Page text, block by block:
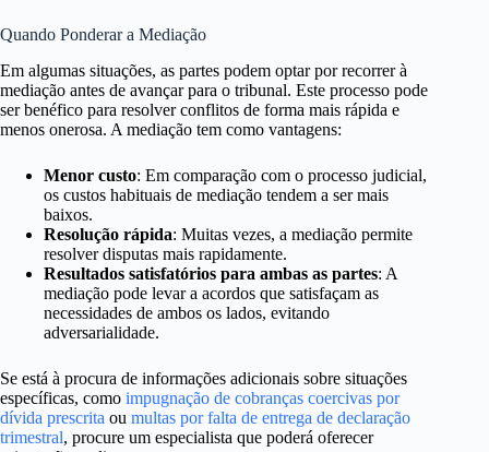
Quando Ponderar a Mediação
Em algumas situações, as partes podem optar por recorrer à
mediação antes de avançar para o tribunal. Este processo pode
ser benéfico para resolver conflitos de forma mais rápida e
menos onerosa. A mediação tem como vantagens:
Menor custo: Em comparação com o processo judicial,
os custos habituais de mediação tendem a ser mais
baixos.
Resolução rápida: Muitas vezes, a mediação permite
resolver disputas mais rapidamente.
Resultados satisfatórios para ambas as partes: A
mediação pode levar a acordos que satisfaçam as
necessidades de ambos os lados, evitando
adversarialidade.
Se está à procura de informações adicionais sobre situações
específicas, como impugnação de cobranças coercivas por
dívida prescrita ou multas por falta de entrega de declaração
trimestral, procure um especialista que poderá oferecer